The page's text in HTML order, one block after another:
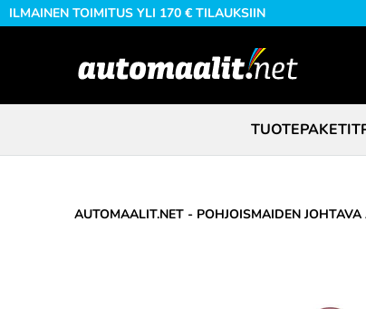
ILMAINEN TOIMITUS YLI 170 € TILAUKSIIN
TUOTEPAKETIT
AUTOMAALIT.NET - POHJOISMAIDEN JOHTAVA